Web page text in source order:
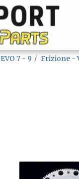
EVO 7 - 9 Frizione -